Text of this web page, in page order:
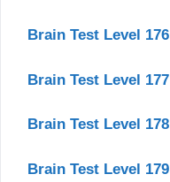
Brain Test Level 176
Brain Test Level 177
Brain Test Level 178
Brain Test Level 179